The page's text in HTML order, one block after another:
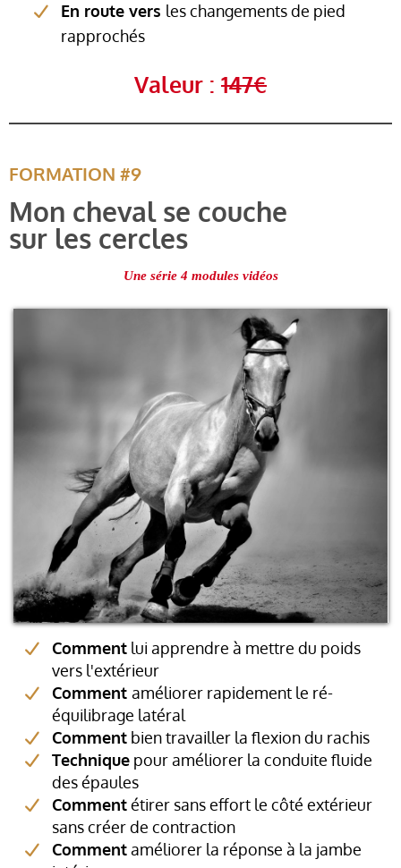
En route vers les changements de pied
rapprochés
Valeur : 147€
FORMATION #9
Mon cheval se couche
sur les cercles
Une série 4 modules vidéos
Commentlui apprendre à mettre du poids
vers l'extérieur
Comment améliorer rapidement le ré-
équilibrage latéral
Commentbien travailler la flexion du rachis
Techniquepour améliorer la conduite fluide
des épaules
Commentétirer sans effort le côté extérieur
sans créer de contraction
Commentaméliorer la réponse à la jambe